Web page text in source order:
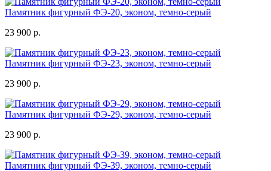
Памятник фигурный ФЭ-20, эконом, темно-серый
23 900 р.
Памятник фигурный ФЭ-23, эконом, темно-серый
23 900 р.
Памятник фигурный ФЭ-29, эконом, темно-серый
23 900 р.
Памятник фигурный ФЭ-39, эконом, темно-серый